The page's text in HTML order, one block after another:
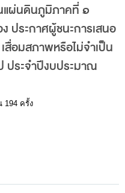
แผ่นดินภูมิภาคที่ ๑
ประกาศผู้ชนะการเสนอ
อมสภาพหรือไม่จำเป็น
ประจำปีงบประมาณ
194 ครั้ง